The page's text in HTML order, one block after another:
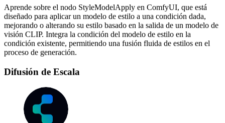
Aprende sobre el nodo StyleModelApply en ComfyUI, que está
diseñado para aplicar un modelo de estilo a una condición dada,
mejorando o alterando su estilo basado en la salida de un modelo de
visión CLIP. Integra la condición del modelo de estilo en la
condición existente, permitiendo una fusión fluida de estilos en el
proceso de generación.
Difusión de Escala